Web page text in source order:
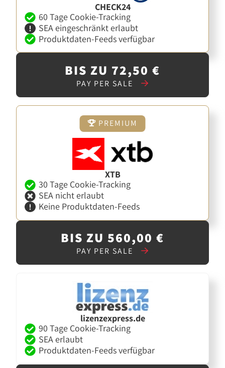
CHECK24
60 Tage Cookie-Tracking
SEA eingeschränkt erlaubt
Produktdaten-Feeds verfügbar
BIS ZU 72,50 €
PAY PER SALE
PREMIUM
XTB
30 Tage Cookie-Tracking
SEA nicht erlaubt
Keine Produktdaten-Feeds
BIS ZU 560,00 €
PAY PER SALE
lizenzexpress.de
90 Tage Cookie-Tracking
SEA erlaubt
Produktdaten-Feeds verfügbar